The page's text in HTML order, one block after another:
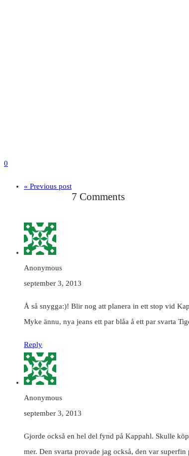
0
« Previous post
7 Comments
Anonymous
september 3, 2013
Å så snygga:)! Blir nog att planera in ett stop vid
Myke ännu, nya jeans ett par blåa å ett par svarta
Reply
Anonymous
september 3, 2013
Gjorde också en hel del fynd på Kappahl. Skulle
mer. Den svarta provade jag också, den var